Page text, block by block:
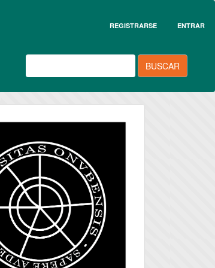
REGISTRARSE ENTRAR
BUSCAR